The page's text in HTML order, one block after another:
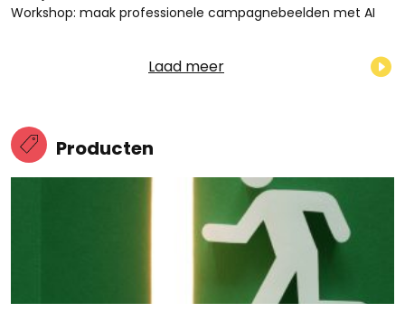
Workshop: maak professionele campagnebeelden met AI
Laad meer
Producten